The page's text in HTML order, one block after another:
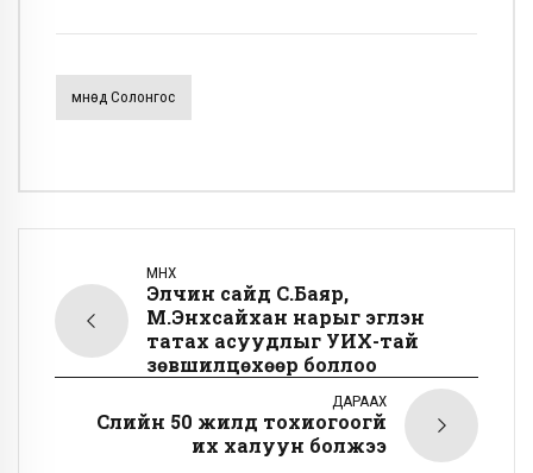
Өмнөд Солонгос
ӨМНӨХ
Элчин сайд С.Баяр,
М.Энхсайхан нарыг эгүүлэн
татах асуудлыг УИХ-тай
зөвшилцөхөөр боллоо
ДАРААХ
Сүүлийн 50 жилд тохиогоогүй
их халуун болжээ